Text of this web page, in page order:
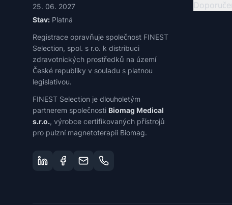
25. 06. 2027
Stav: Platná
Registrace opravňuje společnost FINEST
Selection, spol. s r.o. k distribuci
zdravotnických prostředků na území
České republiky v souladu s platnou
legislativou.
FINEST Selection je dlouholetým
partnerem společnosti Biomag Medical
s.r.o., výrobce certifikovaných přístrojů
pro pulzní magnetoterapii Biomag.